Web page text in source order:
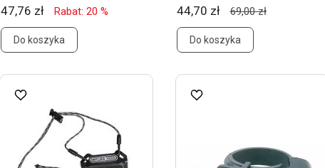
47,76 zł Rabat: 20 %
Do koszyka
44,70 zł 69,00 zł
Do koszyka